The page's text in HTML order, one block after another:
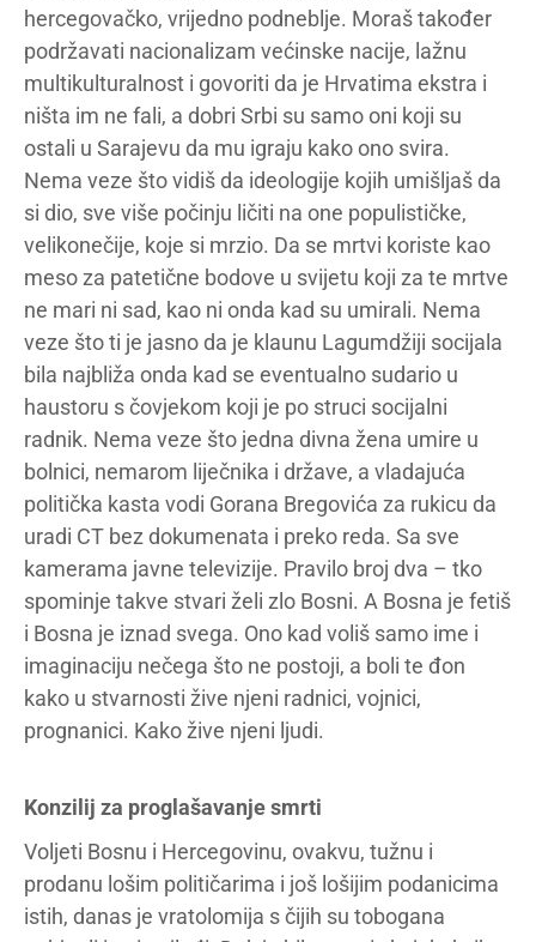
hercegovačko, vrijedno podneblje. Moraš također
podržavati nacionalizam većinske nacije, lažnu
multikulturalnost i govoriti da je Hrvatima ekstra i
ništa im ne fali, a dobri Srbi su samo oni koji su
ostali u Sarajevu da mu igraju kako ono svira.
Nema veze što vidiš da ideologije kojih umišljaš da
si dio, sve više počinju ličiti na one populističke,
velikonečije, koje si mrzio. Da se mrtvi koriste kao
meso za patetične bodove u svijetu koji za te mrtve
ne mari ni sad, kao ni onda kad su umirali. Nema
veze što ti je jasno da je klaunu Lagumdžiji socijala
bila najbliža onda kad se eventualno sudario u
haustoru s čovjekom koji je po struci socijalni
radnik. Nema veze što jedna divna žena umire u
bolnici, nemarom liječnika i države, a vladajuća
politička kasta vodi Gorana Bregovića za rukicu da
uradi CT bez dokumenata i preko reda. Sa sve
kamerama javne televizije. Pravilo broj dva – tko
spominje takve stvari želi zlo Bosni. A Bosna je fetiš
i Bosna je iznad svega. Ono kad voliš samo ime i
imaginaciju nečega što ne postoji, a boli te đon
kako u stvarnosti žive njeni radnici, vojnici,
prognanici. Kako žive njeni ljudi.
Konzilij za proglašavanje smrti
Voljeti Bosnu i Hercegovinu, ovakvu, tužnu i
prodanu lošim političarima i još lošijim podanicima
istih, danas je vratolomija s čijih su tobogana